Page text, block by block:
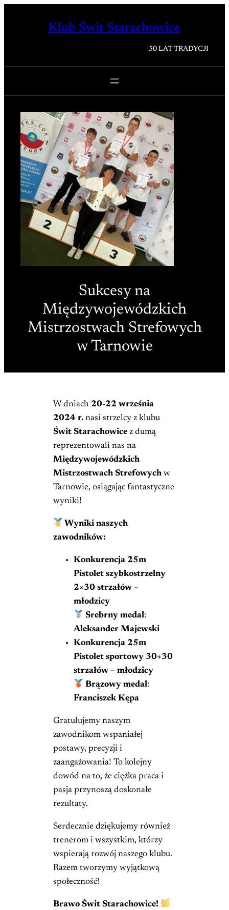
Klub Świt Starachowice
50 LAT TRADYCJI
Sukcesy na
Międzywojewódzkich
Mistrzostwach Strefowych
w Tarnowie
W dniach 20-22 września
2024 r. nasi strzelcy z klubu
Świt Starachowice z dumą
reprezentowali nas na
Międzywojewódzkich
Mistrzostwach Strefowych w
Tarnowie, osiągając fantastyczne
wyniki!
Wyniki naszych
zawodników:
Konkurencja 25m
Pistolet szybkostrzelny
2×30 strzałów –
młodzicy
Srebrny medal:
Aleksander Majewski
Konkurencja 25m
Pistolet sportowy 30+30
strzałów – młodzicy
Brązowy medal:
Franciszek Kępa
Gratulujemy naszym
zawodnikom wspaniałej
postawy, precyzji i
zaangażowania! To kolejny
dowód na to, że ciężka praca i
pasja przynoszą doskonałe
rezultaty.
Serdecznie dziękujemy również
trenerom i wszystkim, którzy
wspierają rozwój naszego klubu.
Razem tworzymy wyjątkową
społeczność!
Brawo Świt Starachowice!